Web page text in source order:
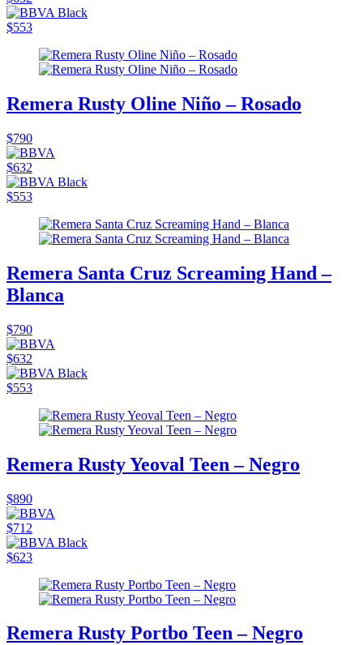
$553
Remera Rusty Oline Niño – Rosado
$790
$632
$553
Remera Santa Cruz Screaming Hand –
Blanca
$790
$632
$553
Remera Rusty Yeoval Teen – Negro
$890
$712
$623
Remera Rusty Portbo Teen – Negro